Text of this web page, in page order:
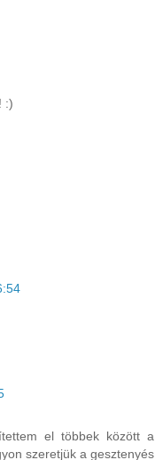
:)
el többek között a
szeretjük a gesztenyés